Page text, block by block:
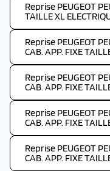
Reprise PEUGEOT
TAILLE XL
Reprise PEUGEOT
CAB. APP. FIXE
Reprise PEUGEOT
CAB. APP. FIXE
Reprise PEUGEOT
CAB. APP. FIXE
Reprise PEUGEOT
CAB. APP. FIXE